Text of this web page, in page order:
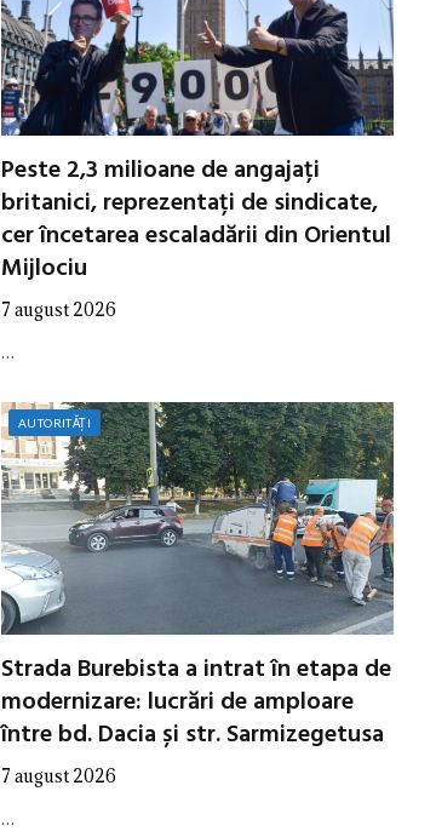
Peste 2,3 milioane de angajați
britanici, reprezentați de sindicate,
cer încetarea escaladării din Orientul
Mijlociu
7 august 2026
…
AUTORITĂȚI
Strada Burebista a intrat în etapa de
modernizare: lucrări de amploare
între bd. Dacia și str. Sarmizegetusa
7 august 2026
…